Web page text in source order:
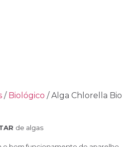
/ Biológico / Alga Chlorella Bio
de algas